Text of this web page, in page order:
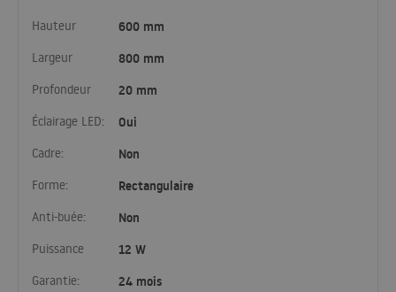
Hauteur 600 mm
Largeur 800 mm
Profondeur 20 mm
Éclairage LED: Oui
Cadre: Non
Forme: Rectangulaire
Anti-buée: Non
Puissance 12 W
Garantie: 24 mois